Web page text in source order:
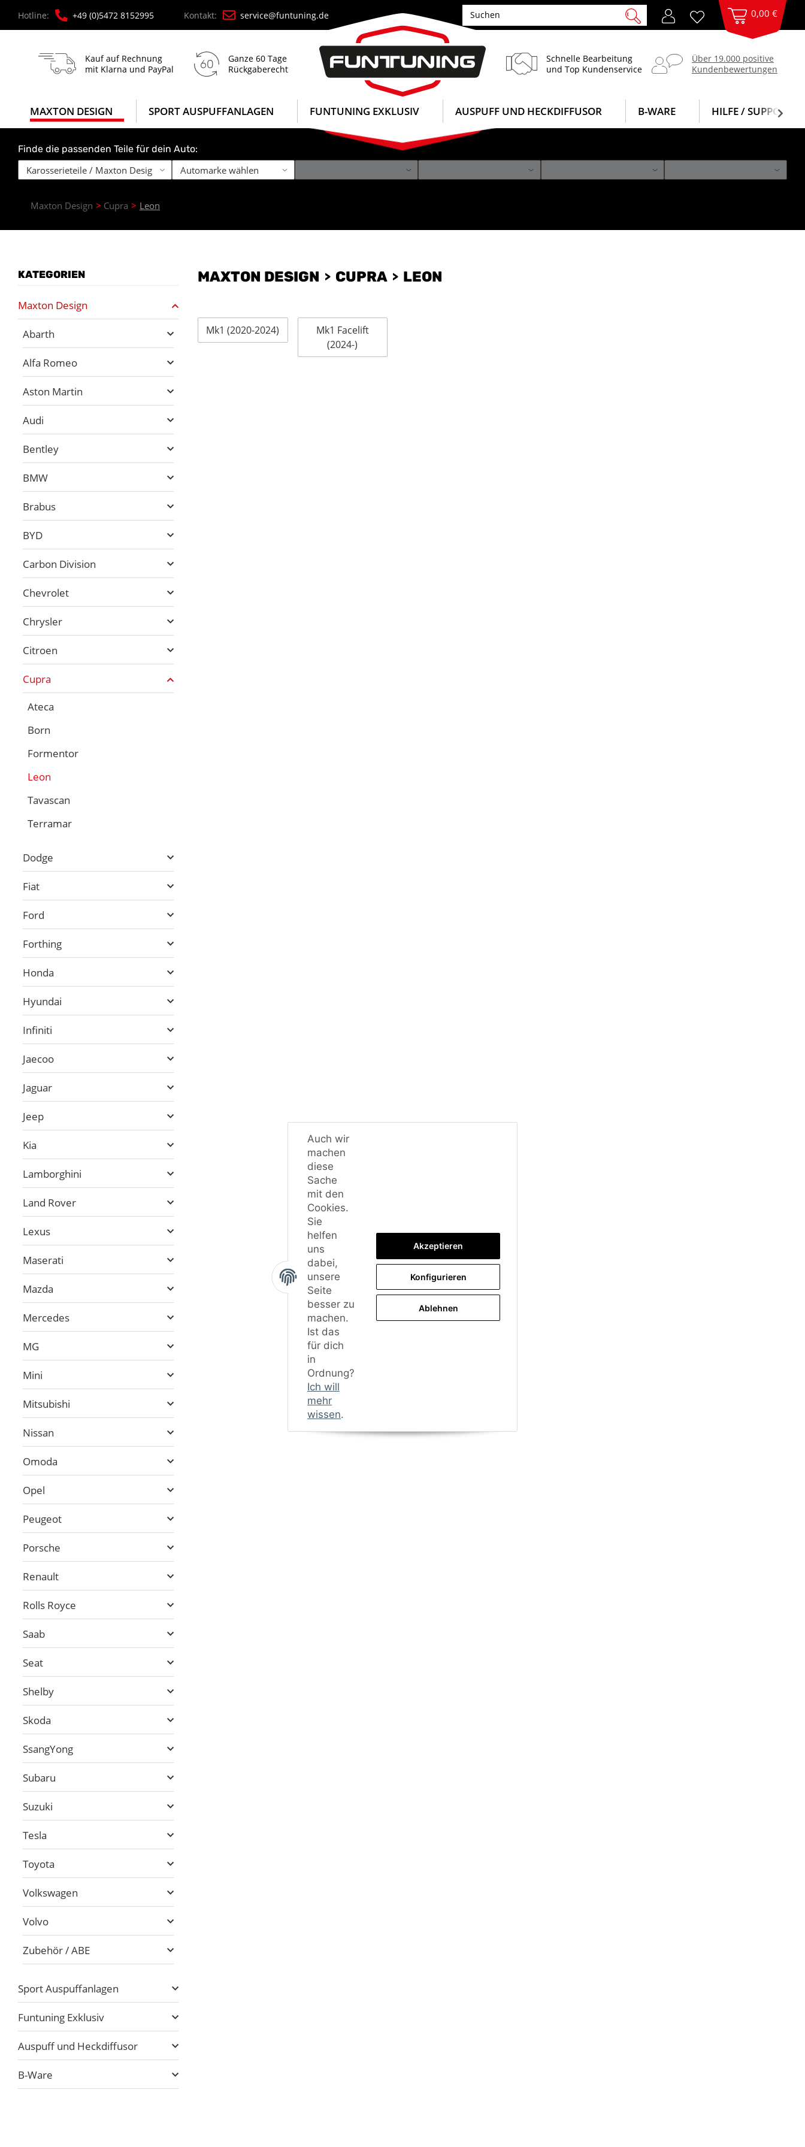
Hotline: +49 (0)5472 8152995 Kontakt: service@funtuning.de 0,00 €
Kauf auf Rechnung
mit Klarna und PayPal
Ganze 60 Tage
Rückgaberecht
Schnelle Bearbeitung
und Top Kundenservice
Über 19.000 positive
Kundenbewertungen
MAXTON DESIGN SPORT AUSPUFFANLAGEN FUNTUNING EXKLUSIV AUSPUFF UND HECKDIFFUSOR B-WARE HILFE / SUPPORT
Finde die passenden Teile für dein Auto:
Maxton Design Cupra Leon
MAXTON DESIGN CUPRA LEON
Mk1 (2020-2024)
Mk1 Facelift
(2024-)
KATEGORIEN
Maxton Design
Abarth
Alfa Romeo
Aston Martin
Audi
Bentley
BMW
Brabus
BYD
Carbon Division
Chevrolet
Chrysler
Citroen
Cupra
Ateca
Born
Formentor
Leon
Tavascan
Terramar
Dodge
Fiat
Ford
Forthing
Honda
Hyundai
Infiniti
Jaecoo
Jaguar
Jeep
Kia
Lamborghini
Land Rover
Lexus
Maserati
Mazda
Mercedes
MG
Mini
Mitsubishi
Nissan
Omoda
Opel
Peugeot
Porsche
Renault
Rolls Royce
Saab
Seat
Shelby
Skoda
SsangYong
Subaru
Suzuki
Tesla
Toyota
Volkswagen
Volvo
Zubehör / ABE
Sport Auspuffanlagen
Funtuning Exklusiv
Auspuff und Heckdiffusor
B-Ware
Auch wir
machen
diese
Sache
mit den
Cookies.
Sie
helfen
uns
dabei,
unsere
Seite
besser zu
machen.
Ist das
für dich
in
Ordnung?
Ich will
mehr
wissen.
Akzeptieren
Konfigurieren
Ablehnen